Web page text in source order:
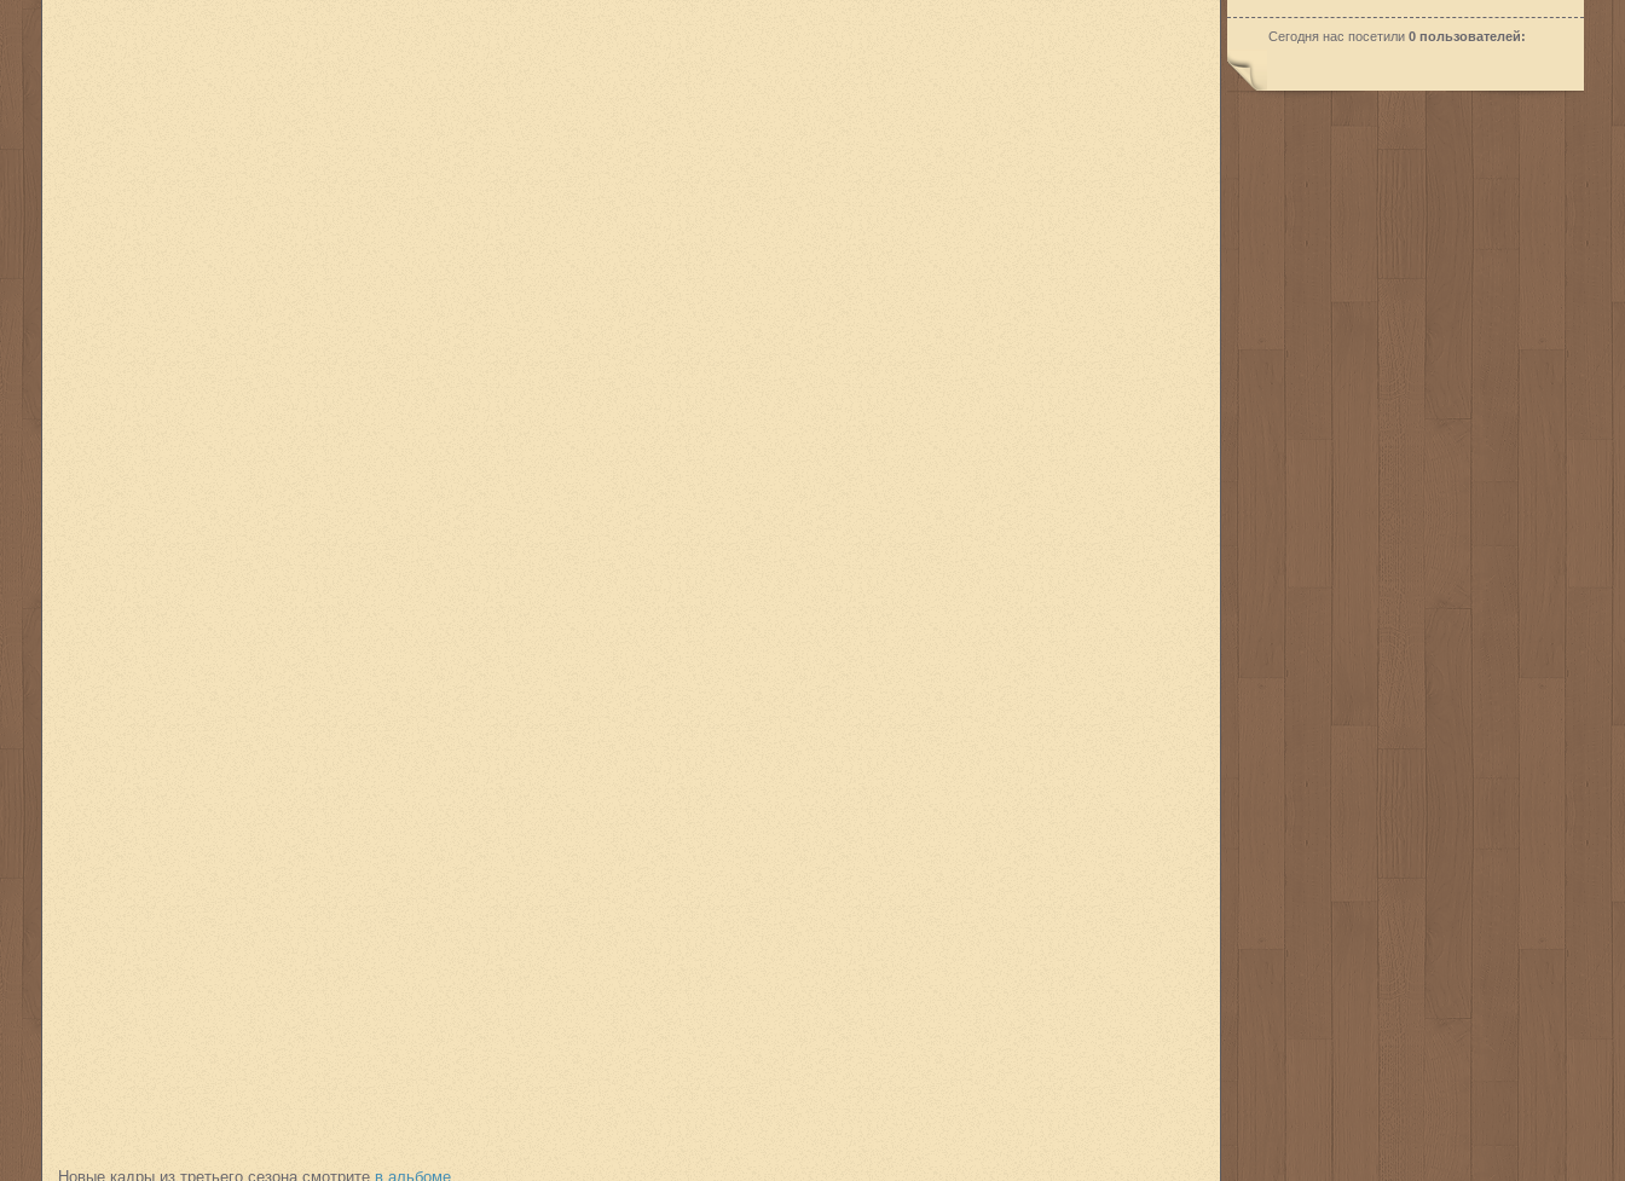
Новые кадры из третьего сезона смотрите в альбоме
Сегодня нас посетили 0 пользователей: